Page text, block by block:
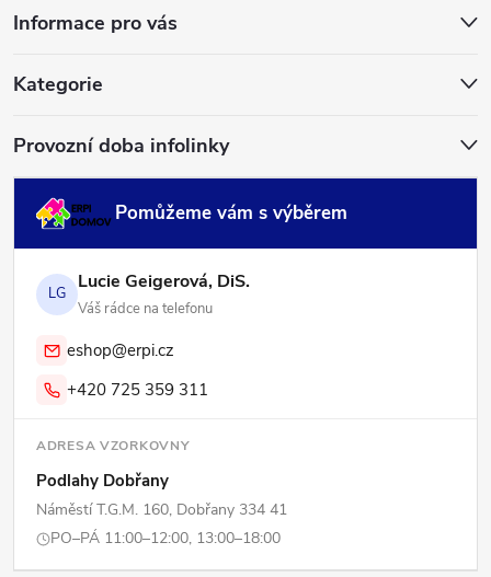
Informace pro vás
Kategorie
Provozní doba infolinky
Pomůžeme vám s výběrem
LG Lucie Geigerová, DiS.
Váš rádce na telefonu
eshop@erpi.cz
+420 725 359 311
ADRESA VZORKOVNY
Podlahy Dobřany
Náměstí T.G.M. 160, Dobřany 334 41
PO–PÁ 11:00–12:00, 13:00–18:00